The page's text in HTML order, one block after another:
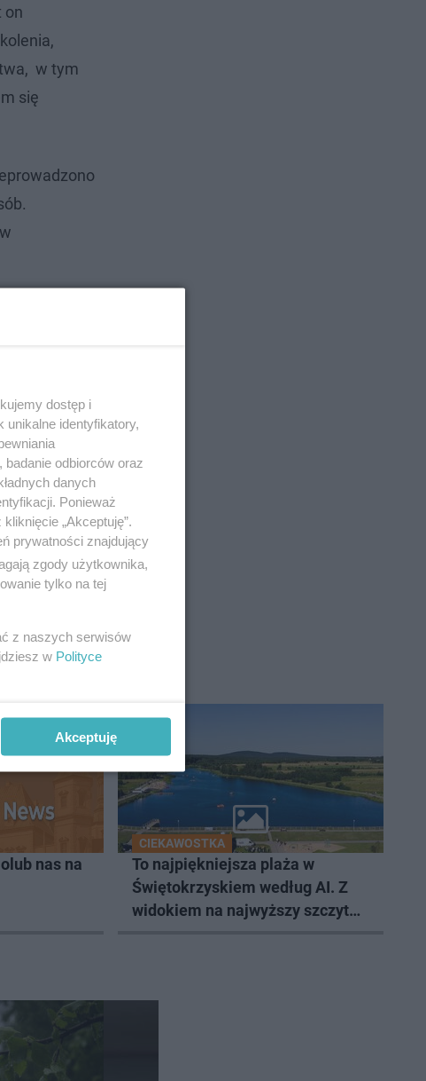
on
w tym
się
szkół.
nas na
CIEKAWOSTKA
To najpiękniejsza plaża w
Świętokrzyskiem według AI. Z
widokiem na najwyższy szczyt
dostęp i
unikalne identyfikatory,
odbiorców oraz
danych
Ponieważ
„Akceptuję”.
prywatności znajdujący
zgody użytkownika,
tylko na tej
z naszych serwisów
w Polityce
Akceptuję